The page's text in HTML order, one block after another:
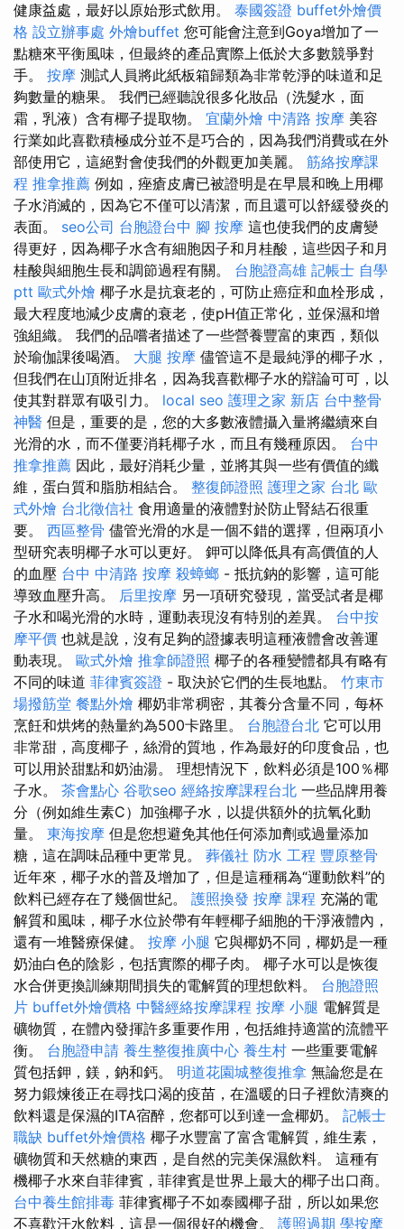
健康益處，最好以原始形式飲用。 泰國簽證 buffet外燴價
格 設立辦事處 外燴buffet 您可能會注意到Goya增加了一
點糖來平衡風味，但最終的產品實際上低於大多數競爭對
手。 按摩 測試人員將此紙板箱歸類為非常乾淨的味道和足
夠數量的糖果。 我們已經聽說很多化妝品（洗髮水，面
霜，乳液）含有椰子提取物。 宜蘭外燴 中清路 按摩 美容
行業如此喜歡積極成分並不是巧合的，因為我們消費或在外
部使用它，這絕對會使我們的外觀更加美麗。 筋絡按摩課
程 推拿推薦 例如，痤瘡皮膚已被證明是在早晨和晚上用椰
子水消滅的，因為它不僅可以清潔，而且還可以舒緩發炎的
表面。 seo公司 台胞證台中 腳 按摩 這也使我們的皮膚變
得更好，因為椰子水含有細胞因子和月桂酸，這些因子和月
桂酸與細胞生長和調節過程有關。 台胞證高雄 記帳士 自學
ptt 歐式外燴 椰子水是抗衰老的，可防止癌症和血栓形成，
最大程度地減少皮膚的衰老，使pH值正常化，並保濕和增
強組織。 我們的品嚐者描述了一些營養豐富的東西，類似
於瑜伽課後喝酒。 大腿 按摩 儘管這不是最純淨的椰子水，
但我們在山頂附近排名，因為我喜歡椰子水的辯論可可，以
使其對群眾有吸引力。 local seo 護理之家 新店 台中整骨
神醫 但是，重要的是，您的大多數液體攝入量將繼續來自
光滑的水，而不僅要消耗椰子水，而且有幾種原因。 台中
推拿推薦 因此，最好消耗少量，並將其與一些有價值的纖
維，蛋白質和脂肪相結合。 整復師證照 護理之家 台北 歐
式外燴 台北徵信社 食用適量的液體對於防止腎結石很重
要。 西區整骨 儘管光滑的水是一個不錯的選擇，但兩項小
型研究表明椰子水可以更好。 鉀可以降低具有高價值的人
的血壓 台中 中清路 按摩 殺蟑螂 - 抵抗鈉的影響，這可能
導致血壓升高。 后里按摩 另一項研究發現，當受試者是椰
子水和喝光滑的水時，運動表現沒有特別的差異。 台中按
摩平價 也就是說，沒有足夠的證據表明這種液體會改善運
動表現。 歐式外燴 推拿師證照 椰子的各種變體都具有略有
不同的味道 菲律賓簽證 - 取決於它們的生長地點。 竹東市
場撥筋堂 餐點外燴 椰奶非常稠密，其養分含量不同，每杯
烹飪和烘烤的熱量約為500卡路里。 台胞證台北 它可以用
非常甜，高度椰子，絲滑的質地，作為最好的印度食品，也
可以用於甜點和奶油湯。 理想情況下，飲料必須是100％椰
子水。 茶會點心 谷歌seo 經絡按摩課程台北 一些品牌用養
分（例如維生素C）加強椰子水，以提供額外的抗氧化動
量。 東海按摩 但是您想避免其他任何添加劑或過量添加
糖，這在調味品種中更常見。 葬儀社 防水 工程 豐原整骨
近年來，椰子水的普及增加了，但是這種稱為“運動飲料”的
飲料已經存在了幾個世紀。 護照換發 按摩 課程 充滿的電
解質和風味，椰子水位於帶有年輕椰子細胞的干淨液體內，
還有一堆醫療保健。 按摩 小腿 它與椰奶不同，椰奶是一種
奶油白色的陰影，包括實際的椰子肉。 椰子水可以是恢復
水合併更換訓練期間損失的電解質的理想飲料。 台胞證照
片 buffet外燴價格 中醫經絡按摩課程 按摩 小腿 電解質是
礦物質，在體內發揮許多重要作用，包括維持適當的流體平
衡。 台胞證申請 養生整復推廣中心 養生村 一些重要電解
質包括鉀，鎂，鈉和鈣。 明道花園城整復推拿 無論您是在
努力鍛煉後正在尋找口渴的疫苗，在溫暖的日子裡飲清爽的
飲料還是保濕的ITA宿醉，您都可以到達一盒椰奶。 記帳士
職缺 buffet外燴價格 椰子水豐富了富含電解質，維生素，
礦物質和天然糖的東西，是自然的完美保濕飲料。 這種有
機椰子水來自菲律賓，菲律賓是世界上最大的椰子出口商。
台中養生館排毒 菲律賓椰子不如泰國椰子甜，所以如果您
不喜歡汗水飲料，這是一個很好的機會。 護照過期 學按摩